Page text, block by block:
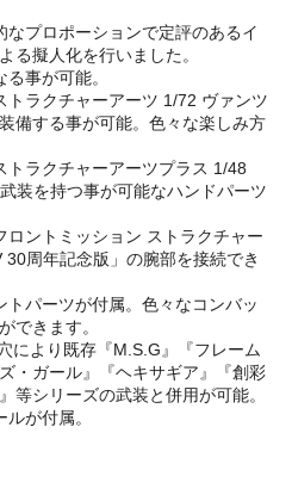
プロポーションで定評のあるイ
る擬人化を行いました。
事が可能。
トラクチャーアーツ 1/72 ヴァンツ
備する事が可能。色々な楽しみ方
トラクチャーアーツプラス 1/48
装を持つ事が可能なハンドパーツ
ロントミッション ストラクチャー
周年記念版」の腕部を接続でき
パーツが付属。色々なコンバッ
できます。
により既存『M.S.G』『フレーム
・ガール』『ヘキサギア』『創彩
等シリーズの武装と併用が可能。
が付属。